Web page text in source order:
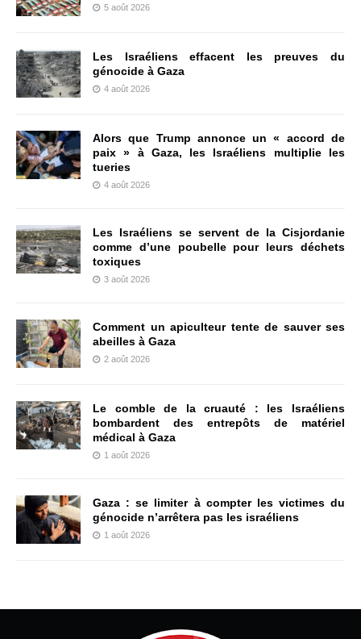
5 août 2026
Les Israéliens effacent les preuves du
génocide à Gaza
4 août 2026
Alors que Trump annonce un « accord de
paix » à Gaza, les Israéliens multiplie les
tueries
4 août 2026
Les Israéliens se servent de la Cisjordanie
comme d’une poubelle pour leurs déchets
toxiques
3 août 2026
Comment un apiculteur tente de sauver ses
abeilles à Gaza
2 août 2026
Le comble de la cruauté : les Israéliens
bombardent des entrepôts de matériel
médical à Gaza
1 août 2026
Gaza : se limiter à compter les victimes du
génocide n’arrêtera pas les israéliens
1 août 2026